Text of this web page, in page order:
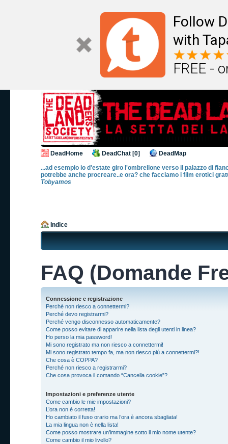
Follow
with
FREE -
DeadHome DeadChat [0]
DeadMap
...ad esempio io d'estate giro l'ombrellone verso il palazzo di
potrebbe anche procreare..e ora? che facciamo i film erotici
Tobyamos
Indice
FAQ (Domande
Connessione e registrazione
Perché non riesco a connettermi?
Perché devo registrarmi?
Perché vengo disconnesso automaticamente?
Come posso evitare di apparire nella lista degli utenti in linea?
Ho perso la mia password!
Mi sono registrato ma non riesco a connettermi!
Mi sono registrato tempo fa, ma non riesco piú a connettermi?!
Che cosa è COPPA?
Perché non riesco a registrarmi?
Che cosa provoca il comando “Cancella cookie”?
Impostazioni e preferenze utente
Come cambio le mie impostazioni?
L’ora non è corretta!
Ho cambiato il fuso orario ma l’ora è ancora sbagliata!
La mia lingua non è nella lista!
Come posso mostrare un’immagine sotto il mio nome utente?
Come cambio il mio livello?